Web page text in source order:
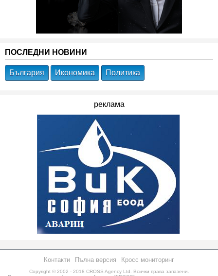
ПОСЛЕДНИ НОВИНИ
България Икономика Политика
реклама
Контакти Пълна версия Кросс мониторинг
Copyright © 2002 - 2018 CROSS Agency Ltd.
Всички права запазени.